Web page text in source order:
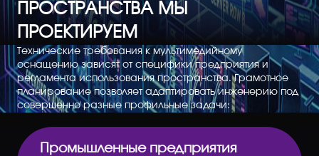
ПРОСТРАНСТВА МЫ
ПРОЕКТИРУЕМ
Технические требования к мультимедийному
оснащению зависят от специфики предприятия и
регламента использования пространства. Грамотное
планирование позволяет адаптировать инженерию под
совершенно разные профильные задачи:
Промышленные предприятия